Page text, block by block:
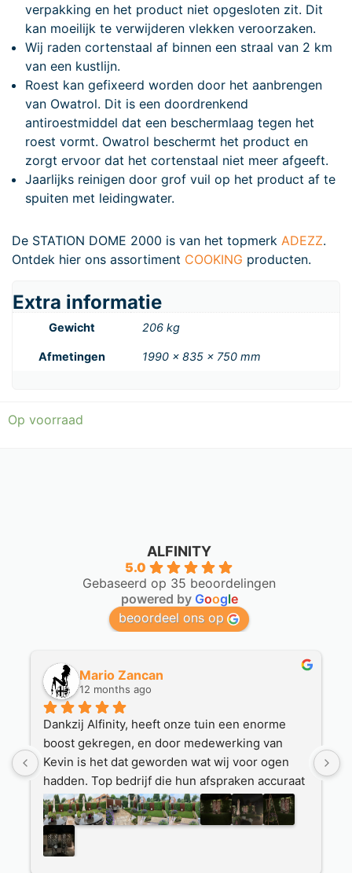
verpakking en het product niet opgesloten zit. Dit
kan moeilijk te verwijderen vlekken veroorzaken.
Wij raden cortenstaal af binnen een straal van 2 km
van een kustlijn.
Roest kan gefixeerd worden door het aanbrengen
van Owatrol. Dit is een doordrenkend
antiroestmiddel dat een beschermlaag tegen het
roest vormt. Owatrol beschermt het product en
zorgt ervoor dat het cortenstaal niet meer afgeeft.
Jaarlijks reinigen door grof vuil op het product af te
spuiten met leidingwater.
De STATION DOME 2000 is van het topmerk ADEZZ.
Ontdek hier ons assortiment COOKING producten.
Extra informatie
Gewicht 206 kg
Afmetingen 1990 × 835 × 750 mm
Op voorraad
ALFINITY
5.0
Gebaseerd op 35 beoordelingen
powered by Google
beoordeel ons op
Martin
a year ago
Houten plantenbakken hier besteld.
Hierbij werden we goed geholpen.
Duidelijke communicatie en goede afspraken
die werden nagekomen.
Mooie plantenbakken zijn geleverd door een
nette transporteur.
Ook hierbij track en tracé en nette afhandeling.
Wat fijn dat je op deze manier via internet bij